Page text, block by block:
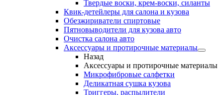
Твердые воски, крем-воски, силанты
Квик-детейлеры для салона и кузова
Обезжириватели спиртовые
Пятновыводители для кузова авто
Очистка салона авто
Аксессуары и протирочные материалы
Назад
Аксессуары и протирочные материалы
Микрофибровые салфетки
Деликатная сушка кузова
Триггеры, распылители